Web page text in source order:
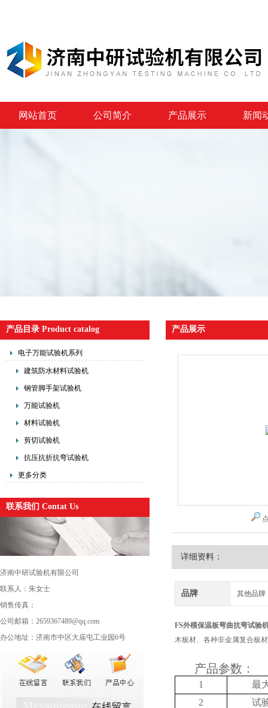
网站首页 公司简介 产品展示 新闻
产品目录 Product catalog
电子万能试验机系列
建筑防水材料试验机
钢管脚手架试验机
万能试验机
材料试验机
剪切试验机
抗压抗折抗弯试验机
更多分类
联系我们 Contat Us
济南中研试验机有限公司
联系人：朱女士
销售传真：
公司邮箱：2659367489@qq.com
办公地址：济南市中区大庙屯工业园6号
产品展示
详细资料：
品牌 其他品牌
FS外模保温板弯曲抗弯试验
木板材、各种非金属复合板
产品参数：
1
最
2
试